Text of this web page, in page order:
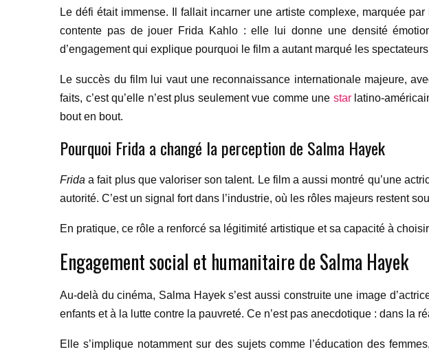
Le défi était immense. Il fallait incarner une artiste complexe, marquée
contente pas de jouer Frida Kahlo : elle lui donne une densité
d’engagement qui explique pourquoi le film a autant marqué les
Le succès du film lui vaut une reconnaissance internationale majeure,
faits, c’est qu’elle n’est plus seulement vue comme une starlatino-
bout en bout.
Pourquoi Frida a changé la perception de Salma Hayek
Frida a fait plus que valoriser son talent. Le film a aussi montré qu’une
autorité. C’est un signal fort dans l’industrie, où les rôles majeurs restent
En pratique, ce rôle a renforcé sa légitimité artistique et sa capacité à
Engagement social et humanitaire de Salma Hayek
Au-delà du cinéma, Salma Hayek s’est aussi construite une image
enfants et à la lutte contre la pauvreté. Ce n’est pas anecdotique : dans la
Elle s’implique notamment sur des sujets comme l’éducation des